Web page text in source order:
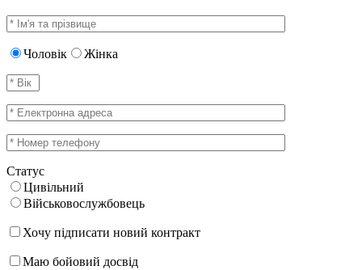
Чоловік Жінка
Статус
Цивільний
Військовослужбовець
Хочу підписати новий контракт
Маю бойовий досвід